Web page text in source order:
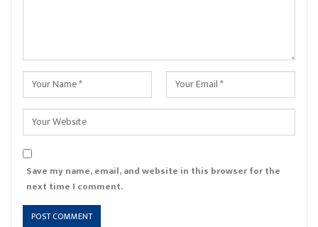
Save my name, email, and website in this browser for the
next time I comment.